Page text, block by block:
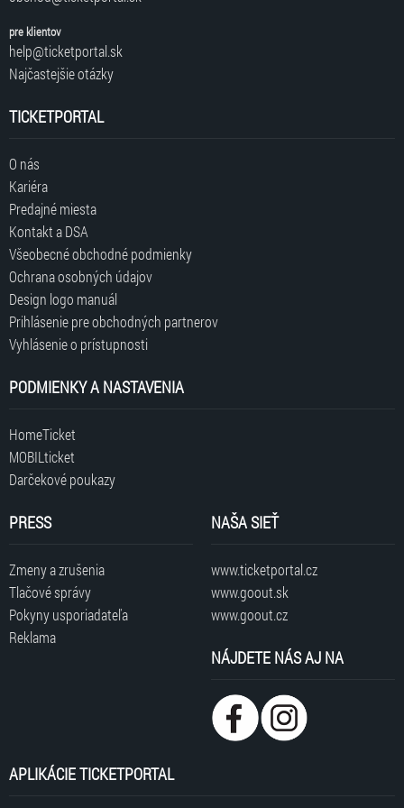
pre klientov
help@ticketportal.sk
Najčastejšie otázky
TICKETPORTAL
O nás
Kariéra
Predajné miesta
Kontakt a DSA
Všeobecné obchodné podmienky
Ochrana osobných údajov
Design logo manuál
Prihlásenie pre obchodných partnerov
Vyhlásenie o prístupnosti
PODMIENKY A NASTAVENIA
HomeTicket
MOBILticket
Darčekové poukazy
PRESS
Zmeny a zrušenia
Tlačové správy
Pokyny usporiadateľa
Reklama
NAŠA SIEŤ
www.ticketportal.cz
www.goout.sk
www.goout.cz
NÁJDETE NÁS AJ NA
APLIKÁCIE TICKETPORTAL